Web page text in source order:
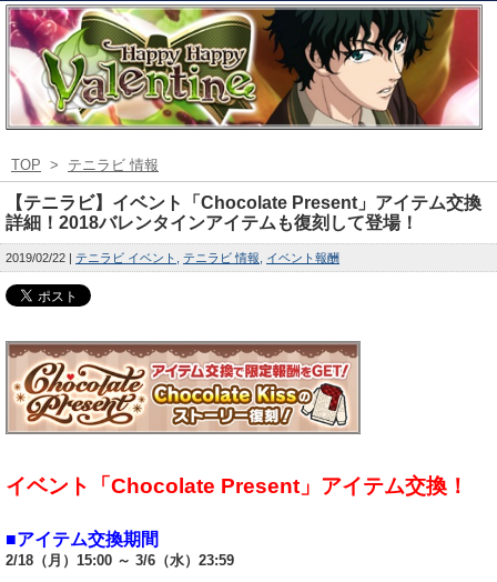
TOP > テニラビ 情報
【テニラビ】イベント「Chocolate Present」アイテム交換
詳細！2018バレンタインアイテムも復刻して登場！
2019/02/22 テニラビ イベント テニラビ 情報 イベント報酬
イベント「Chocolate Present」アイテム交換！
■アイテム交換期間
2/18（月）15:00 ～ 3/6（水）23:59